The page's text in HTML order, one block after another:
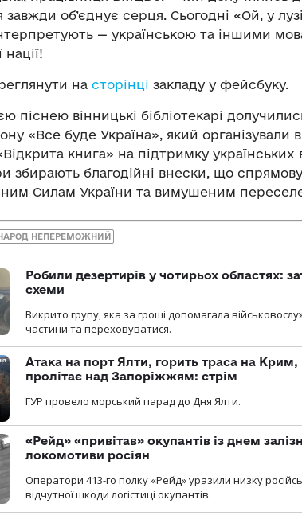
завжди об’єднує серця. Сьогодні «Ой, у
— українською та іншими
на сторінці закладу у фейсбуку.
піснею вінницькі бібліотекарі
«Все буде Україна», який організували
книга» на підтримку українських
збирають благодійні внески, що
Силам України та вимушеним
НЕПЕРЕМОЖНИЙ
Робили дезертирів у чотирьох областях:
схеми
Викрито групу, яка за гроші допомагала
частини та переховуватися.
Атака на порт Ялти, горить траса на
пролітає над Запоріжжям: стрім
ГУР провело морський парад до Дня Ялти.
«Рейд» «привітав» окупантів із днем
локомотиви росіян
Оператори 413-го полку «Рейд» уразили низку
відчутної шкоди логістиці окупантів.